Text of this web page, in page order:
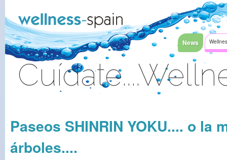
News
Paseos SHINRIN YOKU.... o la
árboles....